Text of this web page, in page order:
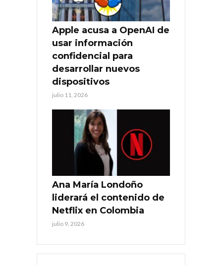
Apple acusa a OpenAI de
usar información
confidencial para
desarrollar nuevos
dispositivos
julio 11, 2026
Ana María Londoño
liderará el contenido de
Netflix en Colombia
julio 9, 2026